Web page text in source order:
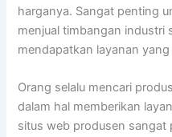
harganya. Sangat penting
menjual timbangan industri
mendapatkan layanan yang
Orang selalu mencari
dalam hal memberikan
situs web produsen